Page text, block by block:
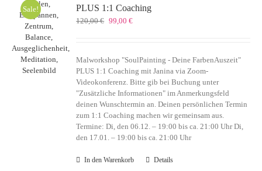
Sale!
PLUS 1:1 Coaching
120,00€ Ursprünglicher
99,00€Aktueller
Malworkshop "SoulPainting - Deine FarbenAuszeit"
PLUS 1:1 Coaching mit Janina via Zoom-
Videokonferenz. Bitte gib bei Buchung unter
"Zusätzliche Informationen" im Anmerkungsfeld
deinen Wunschtermin an. Deinen persönlichen Termin
zum 1:1 Coaching machen wir gemeinsam aus.
Termine: Di, den 06.12. – 19:00 bis ca. 21:00 Uhr Di,
den 17.01. – 19:00 bis ca. 21:00 Uhr
In den Warenkorb Details